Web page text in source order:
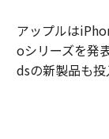
アップルは
oシリーズを発
dsの新製品も投